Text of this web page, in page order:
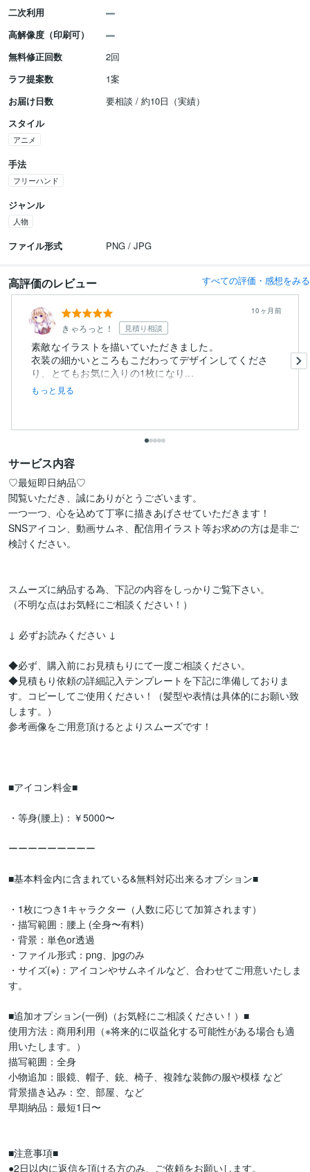
二次利用
高解像度（印刷可）
無料修正回数
2回
ラフ提案数
1案
お届け日数
要相談 / 約10日（実績）
スタイル
アニメ
手法
フリーハンド
ジャンル
人物
ファイル形式 PNG / JPG
高評価のレビュー すべての評価・感想をみる
きゃろっと！ 見積り相談
10ヶ月前
素敵なイラストを描いていただきました。
衣装の細かいところもこだわってデザインしてくださ
り、とてもお気に入りの1枚になり...
もっと見る
サービス内容
♡最短即日納品♡
閲覧いただき、誠にありがとうございます。
一つ一つ、心を込めて丁寧に描きあげさせていただきます！
SNSアイコン、動画サムネ、配信用イラスト等お求めの方は是非ご
検討ください。
スムーズに納品する為、下記の内容をしっかりご覧下さい。
（不明な点はお気軽にご相談ください！）
↓ 必ずお読みください ↓
◆必ず、購入前にお見積もりにて一度ご相談ください。
◆見積もり依頼の詳細記入テンプレートを下記に準備しておりま
す。コピーしてご使用ください！（髪型や表情は具体的にお願い致
します。）
参考画像をご用意頂けるとよりスムーズです！
■アイコン料金■
・等身(腰上)：￥5000〜
ーーーーーーーーー
■基本料金内に含まれている&無料対応出来るオプション■
・1枚につき1キャラクター（人数に応じて加算されます）
・描写範囲：腰上 (全身〜有料)
・背景：単色or透過
・ファイル形式：png、jpgのみ
・サイズ(※)：アイコンやサムネイルなど、合わせてご用意いたしま
す。
■追加オプション(一例)（お気軽にご相談ください！）■
使用方法：商用利用（※将来的に収益化する可能性がある場合も適
用いたします。）
描写範囲：全身
小物追加：眼鏡、帽子、銃、椅子、複雑な装飾の服や模様 など
背景描き込み：空、部屋、など
早期納品：最短1日〜
■注意事項■
●2日以内に返信を頂ける方のみ、ご依頼をお願いします。